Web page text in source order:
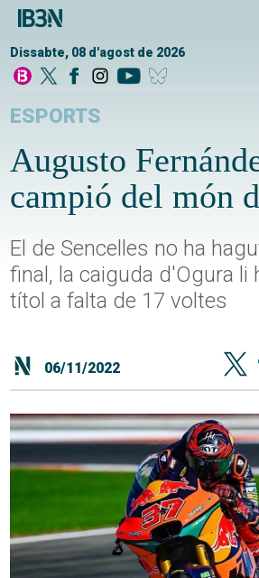
Dissabte, 08 d'agost de 2026
ESPORTS
Augusto
campió del món
El de Sencelles no ha
final, la caiguda d'Ogura li
títol a falta de 17 voltes
06/11/2022